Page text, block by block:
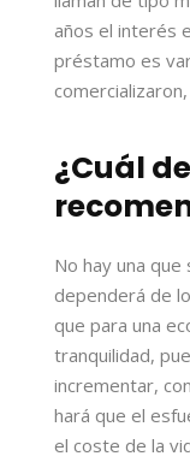
años el interés
préstamo es
¿Cuál
No hay una
dependerá de
que para una
tranquilidad,
incrementar,
hará que el
el coste de la